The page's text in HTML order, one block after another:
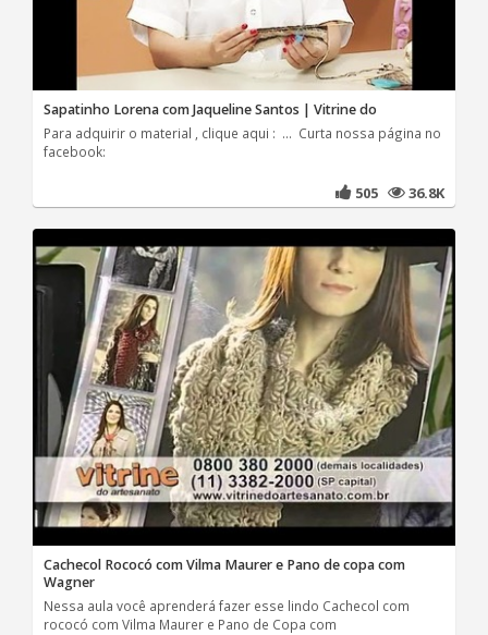
Sapatinho Lorena com Jaqueline Santos | Vitrine do
Para adquirir o material , clique aqui : ... Curta nossa página no
facebook:
505 36.8K
Cachecol Rococó com Vilma Maurer e Pano de copa com
Wagner
Nessa aula você aprenderá fazer esse lindo Cachecol com
rococó com Vilma Maurer e Pano de Copa com